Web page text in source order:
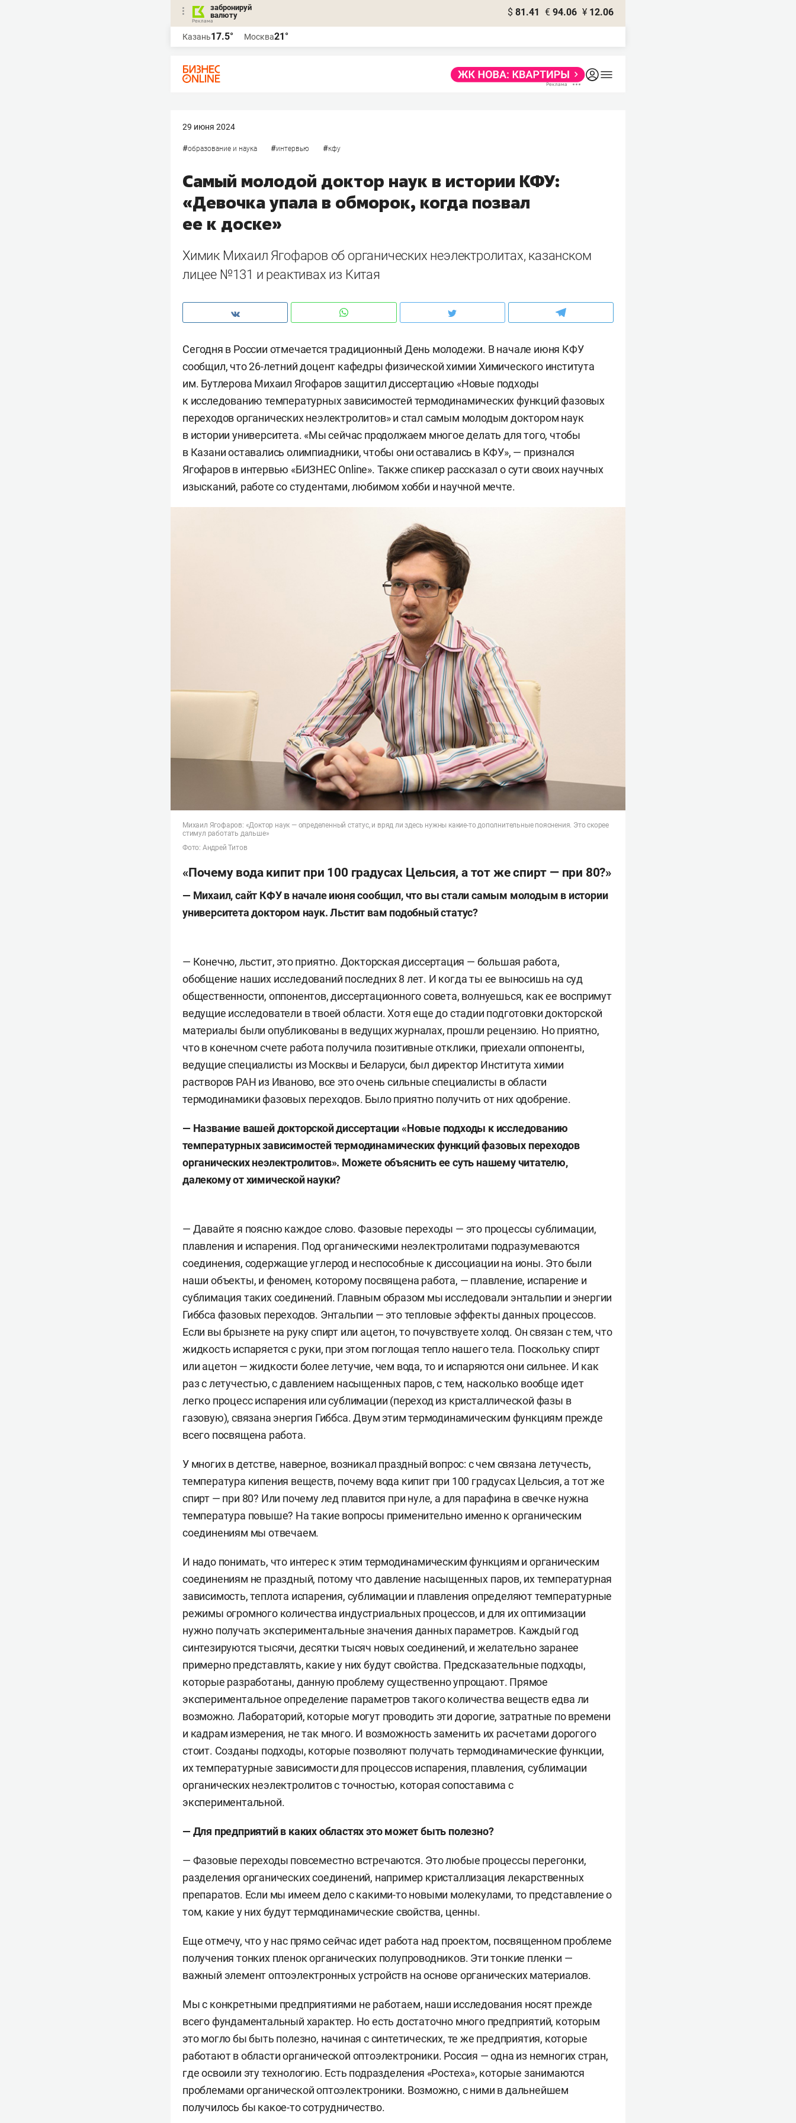
забронируй
валюту
$ 81.41 € 94.06 ¥ 12.06
Казань17.5° Москва21°
29 июня 2024
#образование и наука #интервью #кфу
Самый молодой доктор наук в истории КФУ:
«Девочка упала в обморок, когда позвал
ее к доске»
Химик Михаил Ягофаров об органических неэлектролитах, казанском
лицее №131 и реактивах из Китая
Сегодня в России отмечается традиционный День молодежи. В начале июня КФУ
сообщил, что 26-летний доцент кафедры физической химии Химического института
им. Бутлерова Михаил Ягофаров защитил диссертацию «Новые подходы
к исследованию температурных зависимостей термодинамических функций фазовых
переходов органических неэлектролитов» и стал самым молодым доктором наук
в истории университета. «Мы сейчас продолжаем многое делать для того, чтобы
в Казани оставались олимпиадники, чтобы они оставались в КФУ», — признался
Ягофаров в интервью «БИЗНЕС Online». Также спикер рассказал о сути своих научных
изысканий, работе со студентами, любимом хобби и научной мечте.
Михаил Ягофаров: «Доктор наук — определенный статус, и вряд ли здесь нужны какие-то дополнительные пояснения. Это скорее
стимул работать дальше»
Фото: Андрей Титов
«Почему вода кипит при 100 градусах Цельсия, а тот же спирт — при 80?»
— Михаил, сайт КФУ в начале июня сообщил, что вы стали самым молодым в истории
университета доктором наук. Льстит вам подобный статус?
— Конечно, льстит, это приятно. Докторская диссертация — большая работа,
обобщение наших исследований последних 8 лет. И когда ты ее выносишь на суд
общественности, оппонентов, диссертационного совета, волнуешься, как ее воспримут
ведущие исследователи в твоей области. Хотя еще до стадии подготовки докторской
материалы были опубликованы в ведущих журналах, прошли рецензию. Но приятно,
что в конечном счете работа получила позитивные отклики, приехали оппоненты,
ведущие специалисты из Москвы и Беларуси, был директор Института химии
растворов РАН из Иваново, все это очень сильные специалисты в области
термодинамики фазовых переходов. Было приятно получить от них одобрение.
— Название вашей докторской диссертации «Новые подходы к исследованию
температурных зависимостей термодинамических функций фазовых переходов
органических неэлектролитов». Можете объяснить ее суть нашему читателю,
далекому от химической науки?
— Давайте я поясню каждое слово. Фазовые переходы — это процессы сублимации,
плавления и испарения. Под органическими неэлектролитами подразумеваются
соединения, содержащие углерод и неспособные к диссоциации на ионы. Это были
наши объекты, и феномен, которому посвящена работа, — плавление, испарение и
сублимация таких соединений. Главным образом мы исследовали энтальпии и энергии
Гиббса фазовых переходов. Энтальпии — это тепловые эффекты данных процессов.
Если вы брызнете на руку спирт или ацетон, то почувствуете холод. Он связан с тем, что
жидкость испаряется с руки, при этом поглощая тепло нашего тела. Поскольку спирт
или ацетон — жидкости более летучие, чем вода, то и испаряются они сильнее. И как
раз с летучестью, с давлением насыщенных паров, с тем, насколько вообще идет
легко процесс испарения или сублимации (переход из кристаллической фазы в
газовую), связана энергия Гиббса. Двум этим термодинамическим функциям прежде
всего посвящена работа.
У многих в детстве, наверное, возникал праздный вопрос: с чем связана летучесть,
температура кипения веществ, почему вода кипит при 100 градусах Цельсия, а тот же
спирт — при 80? Или почему лед плавится при нуле, а для парафина в свечке нужна
температура повыше? На такие вопросы применительно именно к органическим
соединениям мы отвечаем.
И надо понимать, что интерес к этим термодинамическим функциям и органическим
соединениям не праздный, потому что давление насыщенных паров, их температурная
зависимость, теплота испарения, сублимации и плавления определяют температурные
режимы огромного количества индустриальных процессов, и для их оптимизации
нужно получать экспериментальные значения данных параметров. Каждый год
синтезируются тысячи, десятки тысяч новых соединений, и желательно заранее
примерно представлять, какие у них будут свойства. Предсказательные подходы,
которые разработаны, данную проблему существенно упрощают. Прямое
экспериментальное определение параметров такого количества веществ едва ли
возможно. Лабораторий, которые могут проводить эти дорогие, затратные по времени
и кадрам измерения, не так много. И возможность заменить их расчетами дорогого
стоит. Созданы подходы, которые позволяют получать термодинамические функции,
их температурные зависимости для процессов испарения, плавления, сублимации
органических неэлектролитов с точностью, которая сопоставима с
экспериментальной.
— Для предприятий в каких областях это может быть полезно?
— Фазовые переходы повсеместно встречаются. Это любые процессы перегонки,
разделения органических соединений, например кристаллизация лекарственных
препаратов. Если мы имеем дело с какими-то новыми молекулами, то представление о
том, какие у них будут термодинамические свойства, ценны.
Еще отмечу, что у нас прямо сейчас идет работа над проектом, посвященном проблеме
получения тонких пленок органических полупроводников. Эти тонкие пленки —
важный элемент оптоэлектронных устройств на основе органических материалов.
Мы с конкретными предприятиями не работаем, наши исследования носят прежде
всего фундаментальный характер. Но есть достаточно много предприятий, которым
это могло бы быть полезно, начиная с синтетических, те же предприятия, которые
работают в области органической оптоэлектроники. Россия — одна из немногих стран,
где освоили эту технологию. Есть подразделения «Ростеха», которые занимаются
проблемами органической оптоэлектроники. Возможно, с ними в дальнейшем
получилось бы какое-то сотрудничество.